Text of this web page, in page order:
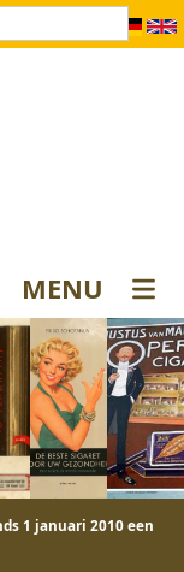
MENU
1 januari 2010 een